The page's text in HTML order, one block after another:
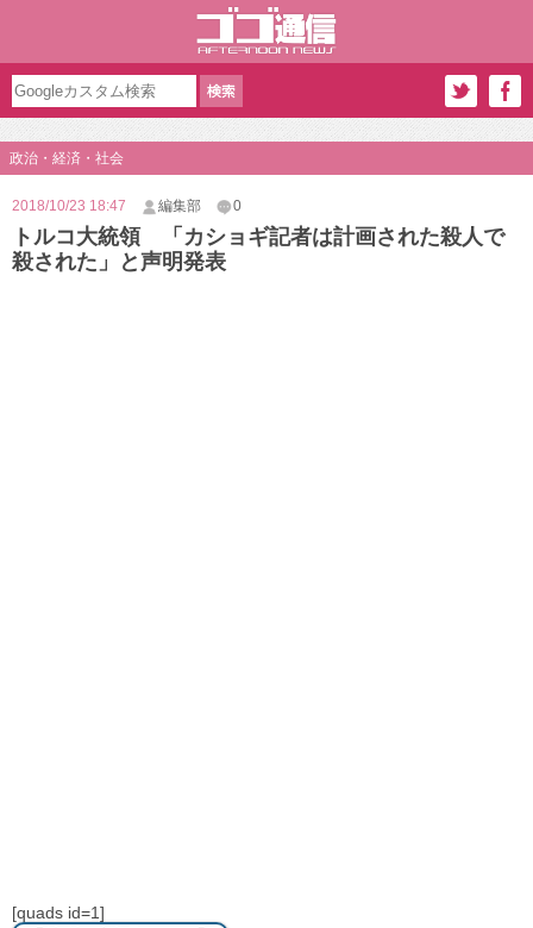
政治・経済・社会
2018/10/23 18:47 編集部 0
トルコ大統領 「カショギ記者は計画された殺人で
殺された」と声明発表
[quads id=1]